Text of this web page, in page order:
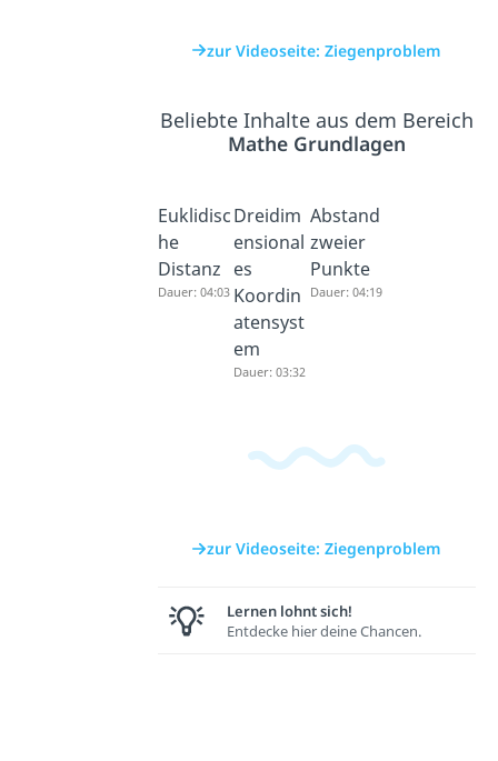
zur Videoseite: Ziegenproblem
Beliebte Inhalte aus dem Bereich
Mathe Grundlagen
Euklidisc
he
Distanz
Dauer: 04:03
Dreidim
ensional
es
Koordin
atensyst
em
Dauer: 03:32
Abstand
zweier
Punkte
Dauer: 04:19
zur Videoseite: Ziegenproblem
Lernen lohnt sich!
Entdecke hier deine Chancen.